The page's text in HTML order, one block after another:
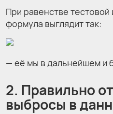
При равенстве
формула выглядит так:
— её мы в дальнейшем и
2. Правильно
выбросы в